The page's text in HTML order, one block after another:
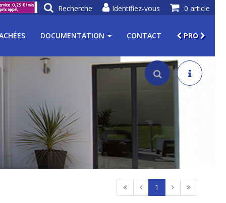
0 article
Identifiez-vous
Recherche
DOCUMENTATION CONTACT PRO
1